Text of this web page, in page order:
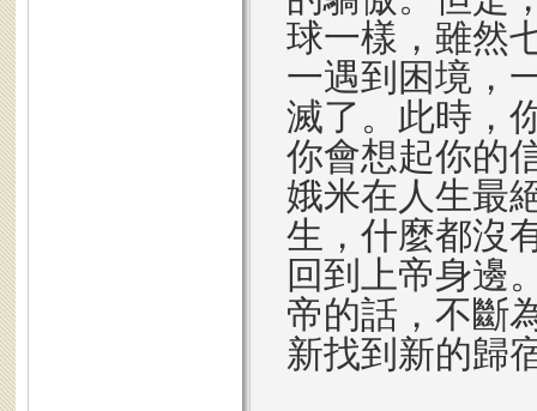
球一樣，雖然
一遇到困境，
滅了。此時，
你會想起你的
娥米在人生最
生，什麼都沒
回到上帝身邊
帝的話，不斷
新找到新的歸